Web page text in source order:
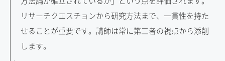
リサーチクエスチョンから研究方法まで、一貫性を持た
せることが重要です。講師は常に第三者の視点から添削
します。